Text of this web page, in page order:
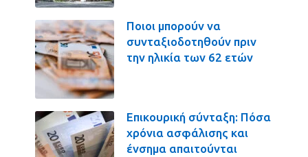
Ποιοι μπορούν να
συνταξιοδοτηθούν πριν
την ηλικία των 62 ετών
Επικουρική σύνταξη: Πόσα
χρόνια ασφάλισης και
ένσημα απαιτούνται